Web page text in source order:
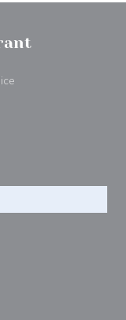
une nouvelle
((ouvre une